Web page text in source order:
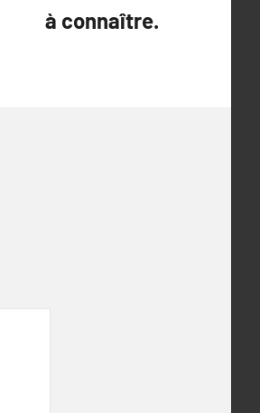
à connaître.